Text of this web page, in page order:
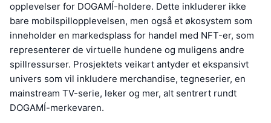
opplevelser for DOGAMÍ-holdere. Dette inkluderer ikke
bare mobilspillopplevelsen, men også et økosystem som
inneholder en markedsplass for handel med NFT-er, som
representerer de virtuelle hundene og muligens andre
spillressurser. Prosjektets veikart antyder et ekspansivt
univers som vil inkludere merchandise, tegneserier, en
mainstream TV-serie, leker og mer, alt sentrert rundt
DOGAMÍ-merkevaren.